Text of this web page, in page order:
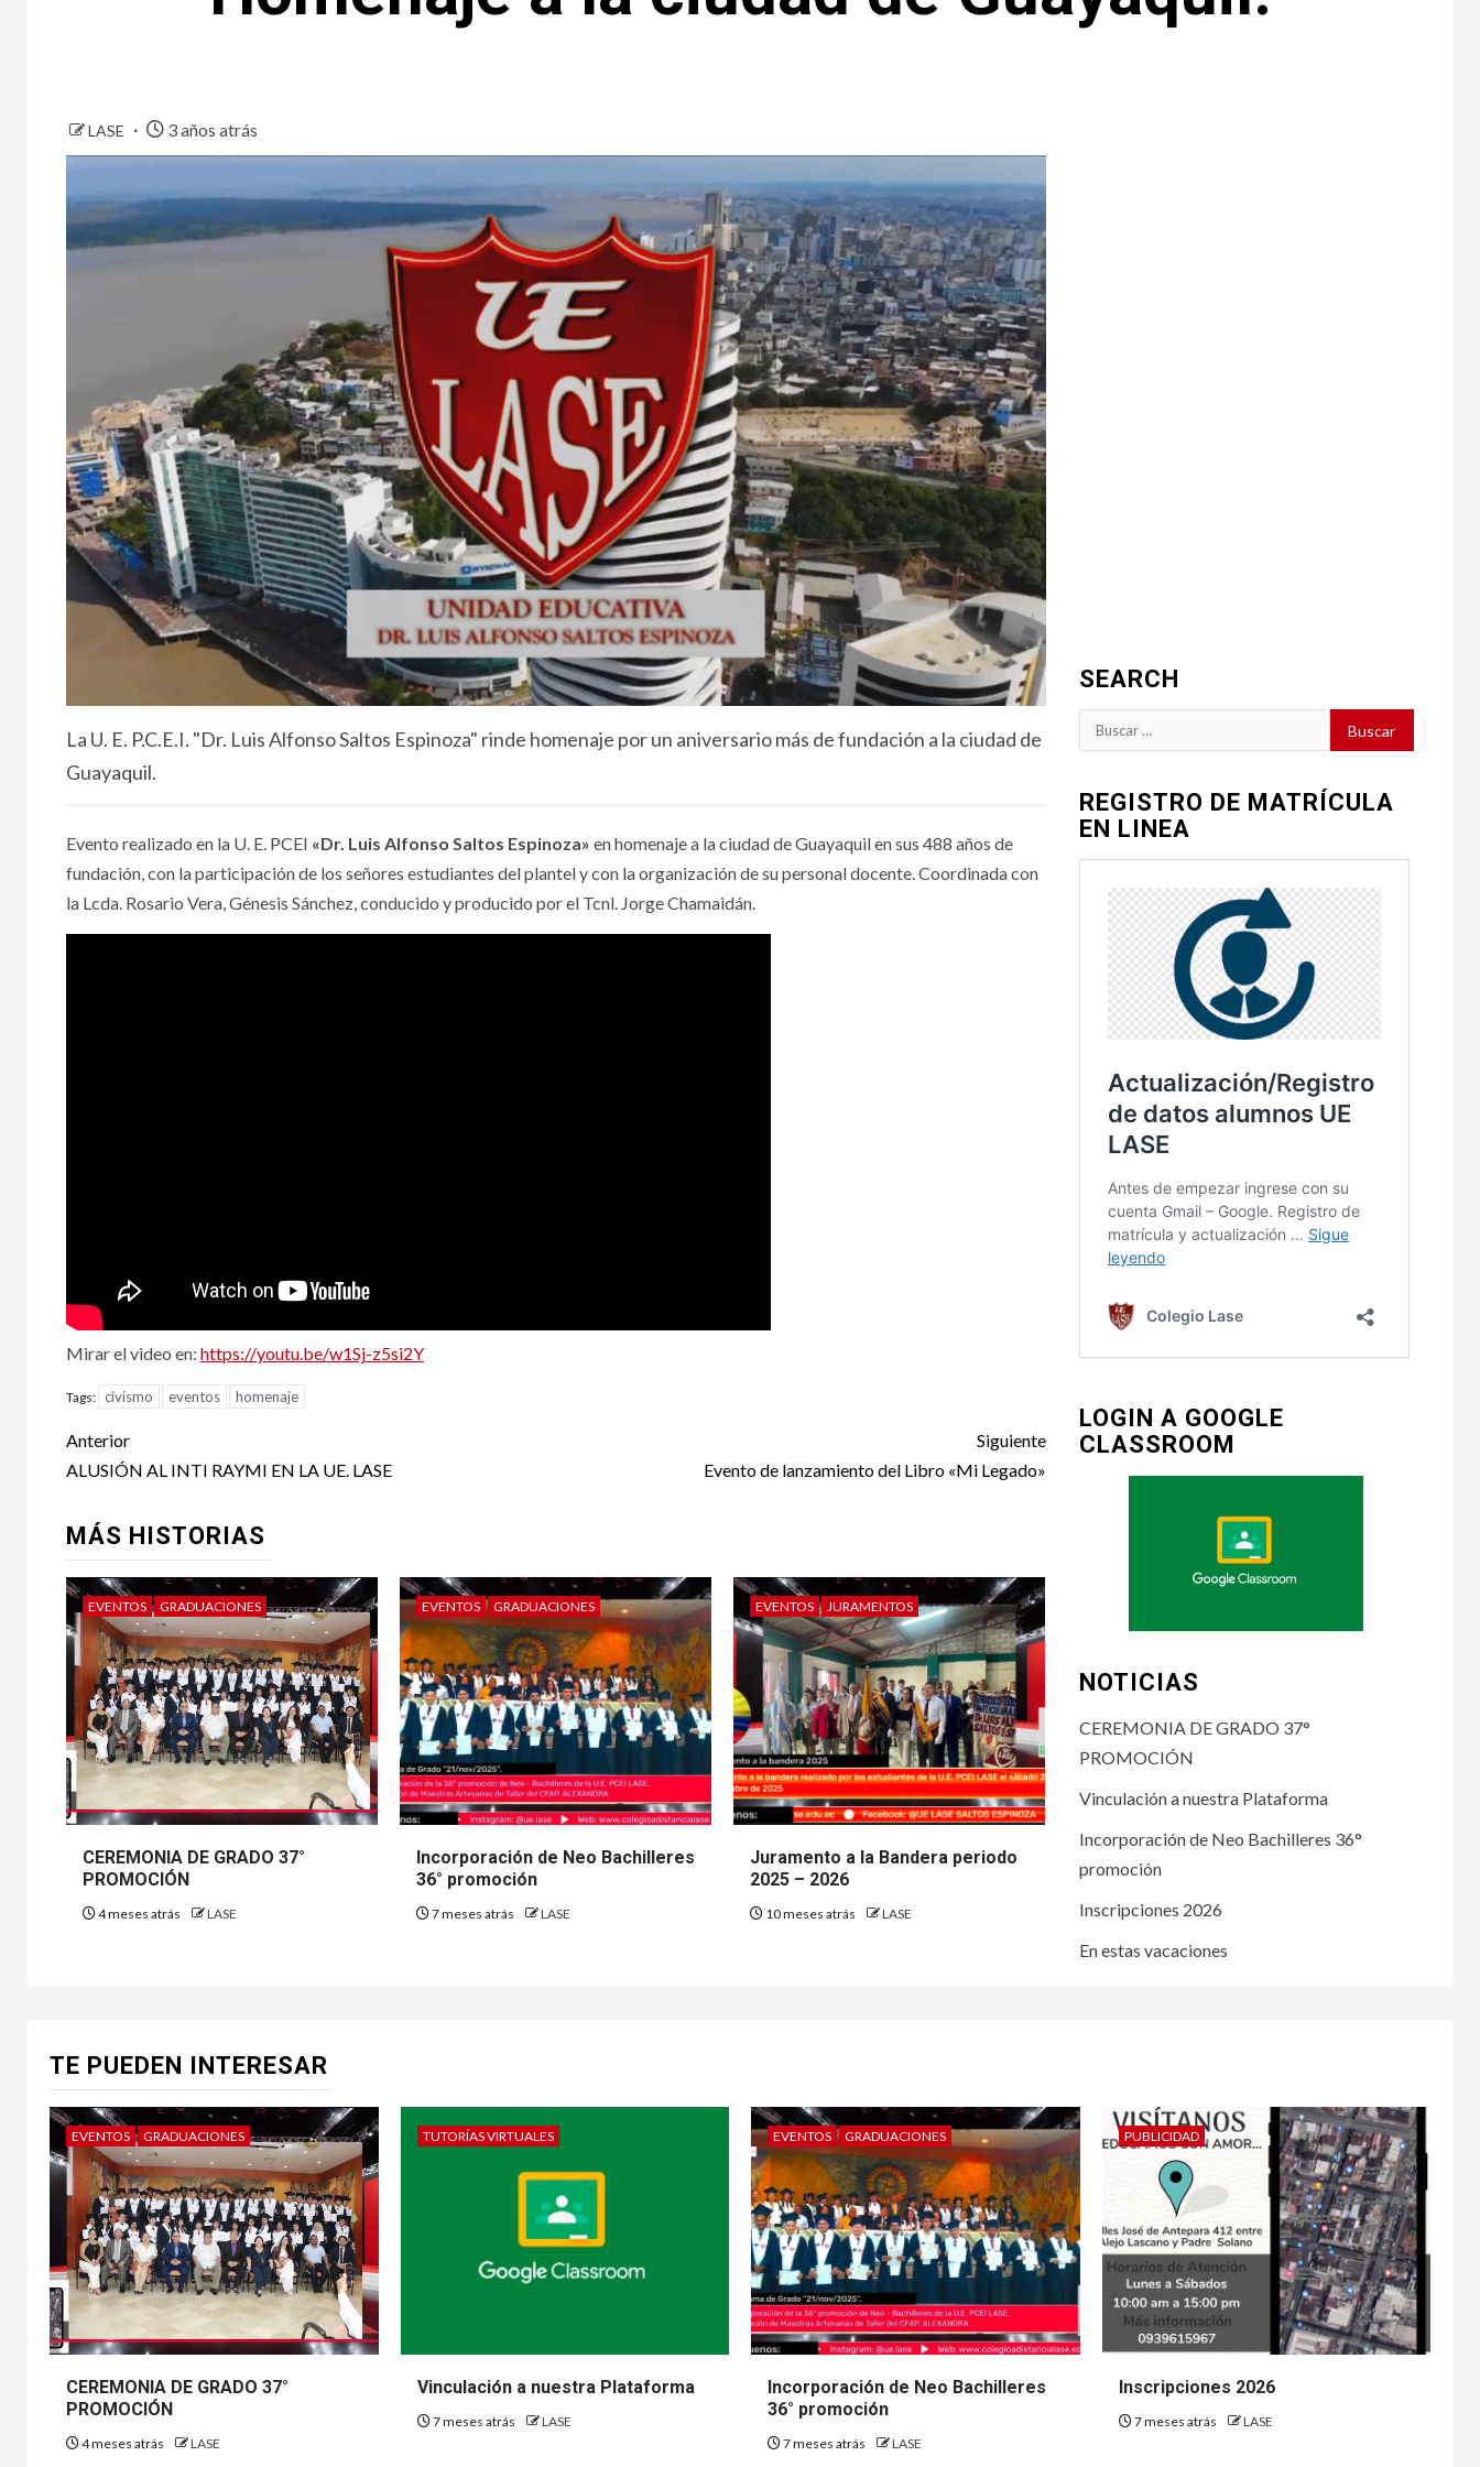
LASE 3 años atrás
La U. E. P.C.E.I. "Dr. Luis Alfonso Saltos Espinoza" rinde homenaje por un aniversario más de fundación a la ciudad de
Guayaquil.
Evento realizado en la U. E. PCEI «Dr. Luis Alfonso Saltos Espinoza» en homenaje a la ciudad de Guayaquil en sus 488 años de
fundación, con la participación de los señores estudiantes del plantel y con la organización de su personal docente. Coordinada con
la Lcda. Rosario Vera, Génesis Sánchez, conducido y producido por el Tcnl. Jorge Chamaidán.
Mirar el video en: https://youtu.be/w1Sj-z5si2Y
Tags: civismo eventos homenaje
Post
navigation
Anterior
ALUSIÓN AL INTI RAYMI EN LA UE. LASE
Siguiente
Evento de lanzamiento del Libro «Mi Legado»
MÁS HISTORIAS
EVENTOS GRADUACIONES
CEREMONIA DE GRADO 37°
PROMOCIÓN
4 meses atrás LASE
EVENTOS GRADUACIONES
Incorporación de Neo Bachilleres
36° promoción
7 meses atrás LASE
EVENTOS JURAMENTOS
Juramento a la Bandera periodo
2025 – 2026
10 meses atrás LASE
SEARCH
Buscar:
REGISTRO DE MATRÍCULA
EN LINEA
LOGIN A GOOGLE
CLASSROOM
NOTICIAS
CEREMONIA DE GRADO 37°
PROMOCIÓN
Vinculación a nuestra Plataforma
Incorporación de Neo Bachilleres 36°
promoción
Inscripciones 2026
En estas vacaciones
TE PUEDEN INTERESAR
EVENTOS GRADUACIONES
CEREMONIA DE GRADO 37°
PROMOCIÓN
4 meses atrás LASE
TUTORÍAS VIRTUALES
Vinculación a nuestra Plataforma
7 meses atrás LASE
EVENTOS GRADUACIONES
Incorporación de Neo Bachilleres
36° promoción
7 meses atrás LASE
PUBLICIDAD
Inscripciones 2026
7 meses atrás LASE